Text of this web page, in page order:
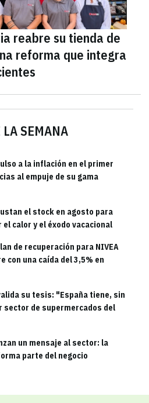
LA SEMANA
a la inflación en el primer
al empuje de su gama
el stock en agosto para
calor y el éxodo vacacional
de recuperación para NIVEA
con una caída del 3,5% en
su tesis: "España tiene, sin
sector de supermercados del
un mensaje al sector: la
parte del negocio
reabre su tienda de
reforma que integra